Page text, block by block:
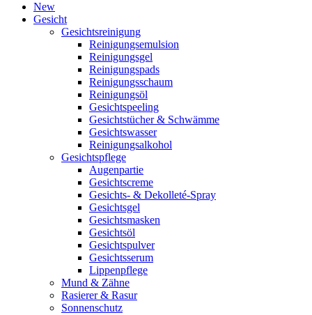
New
Gesicht
Gesichtsreinigung
Reinigungsemulsion
Reinigungsgel
Reinigungspads
Reinigungsschaum
Reinigungsöl
Gesichtspeeling
Gesichtstücher & Schwämme
Gesichtswasser
Reinigungsalkohol
Gesichtspflege
Augenpartie
Gesichtscreme
Gesichts- & Dekolleté-Spray
Gesichtsgel
Gesichtsmasken
Gesichtsöl
Gesichtspulver
Gesichtsserum
Lippenpflege
Mund & Zähne
Rasierer & Rasur
Sonnenschutz